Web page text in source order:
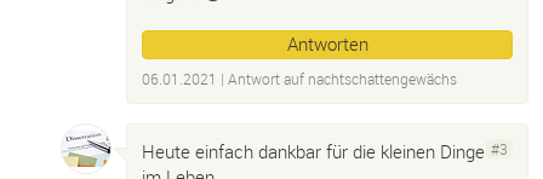
Antworten
06.01.2021 | Antwort auf nachtschattengewächs
#3
Heute einfach dankbar für die kleinen Dinge